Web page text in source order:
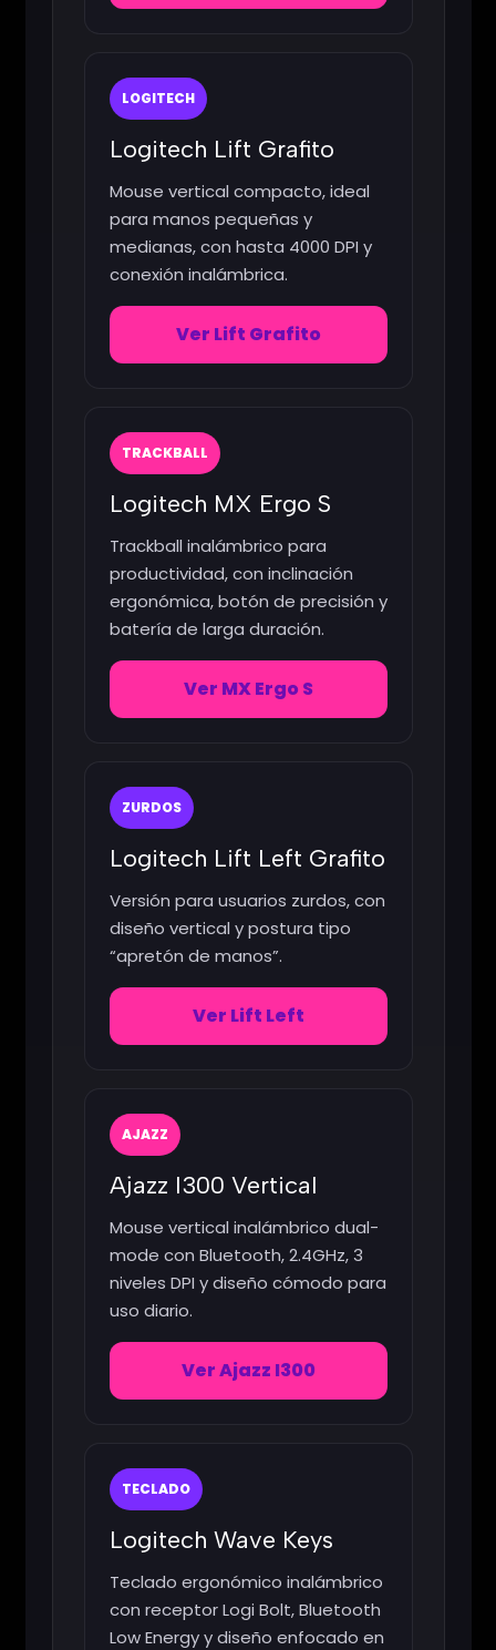
LOGITECH
Logitech Lift Grafito
Mouse vertical compacto, ideal
para manos pequeñas y
medianas, con hasta 4000 DPI y
conexión inalámbrica.
Ver Lift Grafito
TRACKBALL
Logitech MX Ergo S
Trackball inalámbrico para
productividad, con inclinación
ergonómica, botón de precisión y
batería de larga duración.
Ver MX Ergo S
ZURDOS
Logitech Lift Left Grafito
Versión para usuarios zurdos, con
diseño vertical y postura tipo
“apretón de manos”.
Ver Lift Left
AJAZZ
Ajazz I300 Vertical
Mouse vertical inalámbrico dual-
mode con Bluetooth, 2.4GHz, 3
niveles DPI y diseño cómodo para
uso diario.
Ver Ajazz I300
TECLADO
Logitech Wave Keys
Teclado ergonómico inalámbrico
con receptor Logi Bolt, Bluetooth
Low Energy y diseño enfocado en